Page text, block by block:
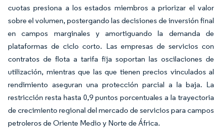
cuotas presiona a los estados miembros a priorizar el valor
sobre el volumen, postergando las decisiones de inversión final
en campos marginales y amortiguando la demanda de
plataformas de ciclo corto. Las empresas de servicios con
contratos de flota a tarifa fija soportan las oscilaciones de
utilización, mientras que las que tienen precios vinculados al
rendimiento aseguran una protección parcial a la baja. La
restricción resta hasta 0,9 puntos porcentuales a la trayectoria
de crecimiento regional del mercado de servicios para campos
petroleros de Oriente Medio y Norte de África.